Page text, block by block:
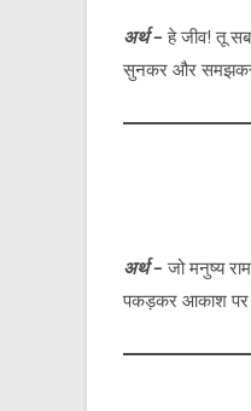
अर्थ – हे जीव! तू
सुनकर और समझकर
अर्थ – जो मनुष्य
पकड़कर आकाश पर